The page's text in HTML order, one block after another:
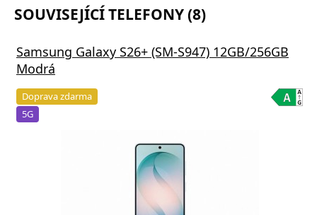
SOUVISEJÍCÍ TELEFONY (8)
Samsung Galaxy S26+ (SM-S947) 12GB/256GB
Modrá
Doprava zdarma
5G